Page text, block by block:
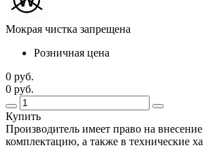
Мокрая чистка запрещена
Розничная цена
0 руб.
0 руб.
Купить
Производитель имеет право на
комплектацию, а также в технические